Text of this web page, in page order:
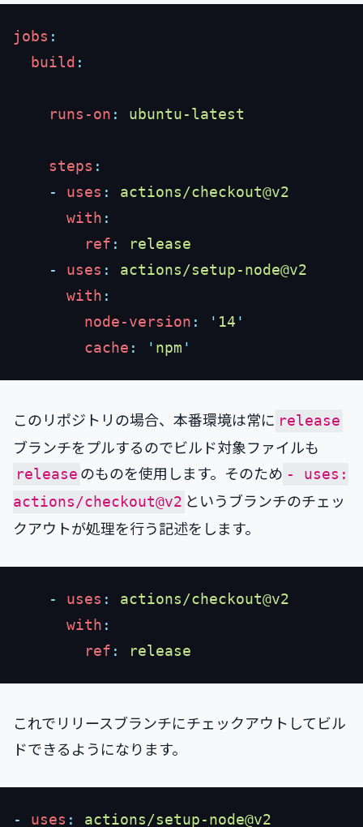
jobs
  build
    runs-on
:
    steps
    -
uses :
      with
        ref
:
    -
uses :
      with
        node-version
: ' 14
        cache
: ' npm
このリポジトリの場合、本番環境は常に release
ブランチをプルするのでビルド対象ファイルも
release のものを使用します。そのため - uses:
actions/checkout@v2 というブランチのチェッ
クアウトが処理を行う記述をします。
    -
uses :
      with
        ref
:
これでリリースブランチにチェックアウトしてビル
ドできるようになります。
- uses :